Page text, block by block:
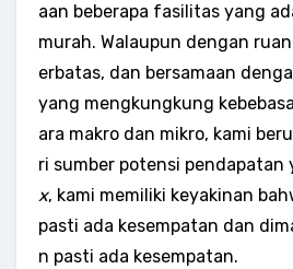
aan beberapa fasilitas yang
murah. Walaupun dengan
erbatas, dan bersamaan
yang mengkungkung
ara makro dan mikro, kami
ri sumber potensi pendapatan
x, kami memiliki keyakinan
pasti ada kesempatan dan
n pasti ada kesempatan.